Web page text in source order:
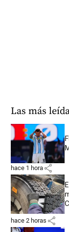
Las más
hace 1 hora share
hace 2 horas share